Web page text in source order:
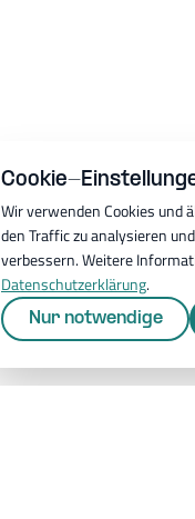
Cookie-
Wir verwenden Cookies und
den Traffic zu analysieren
verbessern. Weitere
Datenschutzerklärung.
Nur notwendige